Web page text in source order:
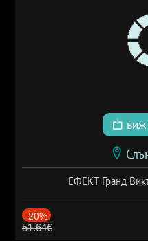
виж
ЕФЕКТ Гранд
-20%
51.64€